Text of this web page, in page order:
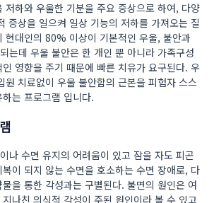
저하와 우울한 기분을 주요 증상으로 하여, 다양
증상을 일으켜 일상 기능의 저하를 가져오는 질
현대인의 80% 이상이 기본적인 우울, 불안과
는데 우울 불안은 한 개인 뿐 아니라 가족구성
영향을 주기 때문에 빠른 치유가 요구된다. 우
원 치료없이 우울 불안함의 근본을 피험자 스스
는 프로그램 입니다.
나 수면 유지의 어려움이 있고 잠을 자도 피곤
이 되지 않는 수면을 호소하는 수면 장애로, 다
을 통한 각성과는 구별된다. 불면의 원인은 여
나친 의식적 각성이 주된 원인이라 볼 수 있고